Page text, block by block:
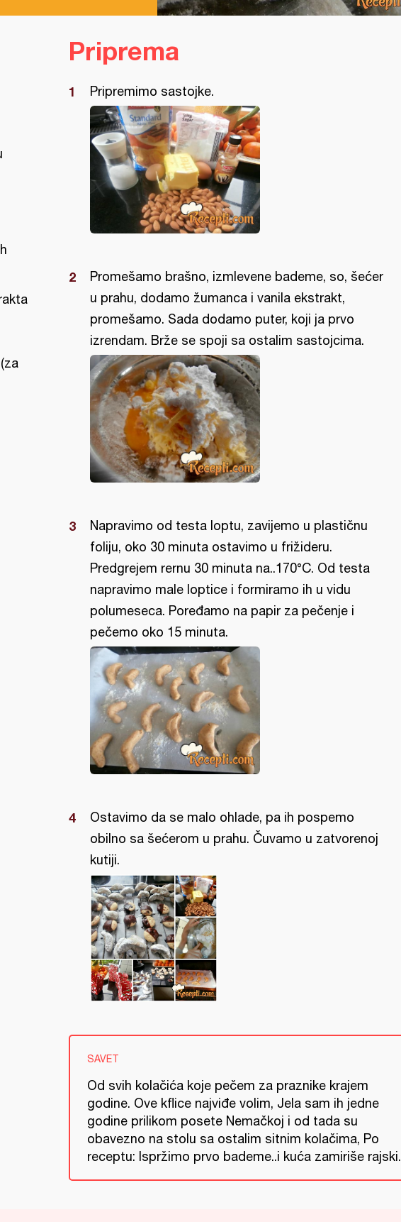
Priprema
Pripremimo sastojke.
Promešamo brašno, izmlevene bademe, so, šećer
u prahu, dodamo žumanca i vanila ekstrakt,
promešamo. Sada dodamo puter, koji ja prvo
izrendam. Brže se spoji sa ostalim sastojcima.
Napravimo od testa loptu, zavijemo u plastičnu
foliju, oko 30 minuta ostavimo u frižideru.
Predgrejem rernu 30 minuta na..170°C. Od testa
napravimo male loptice i formiramo ih u vidu
polumeseca. Poređamo na papir za pečenje i
pečemo oko 15 minuta.
Ostavimo da se malo ohlade, pa ih pospemo
obilno sa šećerom u prahu. Čuvamo u zatvorenoj
kutiji.
SAVET
Od svih kolačića koje pečem za praznike krajem
godine. Ove kflice najviđe volim, Jela sam ih jedne
godine prilikom posete Nemačkoj i od tada su
obavezno na stolu sa ostalim sitnim kolačima, Po
receptu: Ispržimo prvo bademe..i kuća zamiriše rajski.